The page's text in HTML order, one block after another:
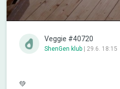
Veggie #40720
ShenGen klub | 29.6. 18:15
💚